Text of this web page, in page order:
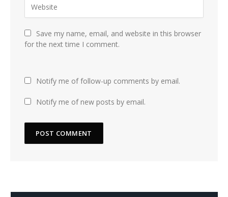
Save my name, email, and website in this browser
for the next time I comment.
Notify me of follow-up comments by email.
Notify me of new posts by email.